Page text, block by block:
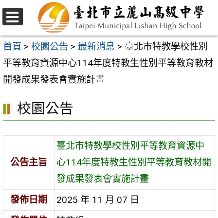
跳
至
主
要
內
區
選
單
首頁 > 校園公告 > 最新消息 > 臺北市特教學校性別
平等教育資源中心114年度特教生性別平等教育教材
開發成果發表會實施計畫
校園公告
公告主旨
臺北市特教學校性別平等教育資源中
心114年度特教生性別平等教育教材開
發成果發表會實施計畫
發佈日期
2025 年 11 月 07 日